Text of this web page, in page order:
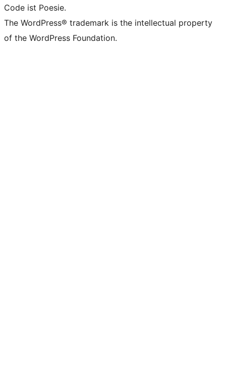
Code ist Poesie.
The WordPress® trademark is the intellectual property
of the WordPress Foundation.